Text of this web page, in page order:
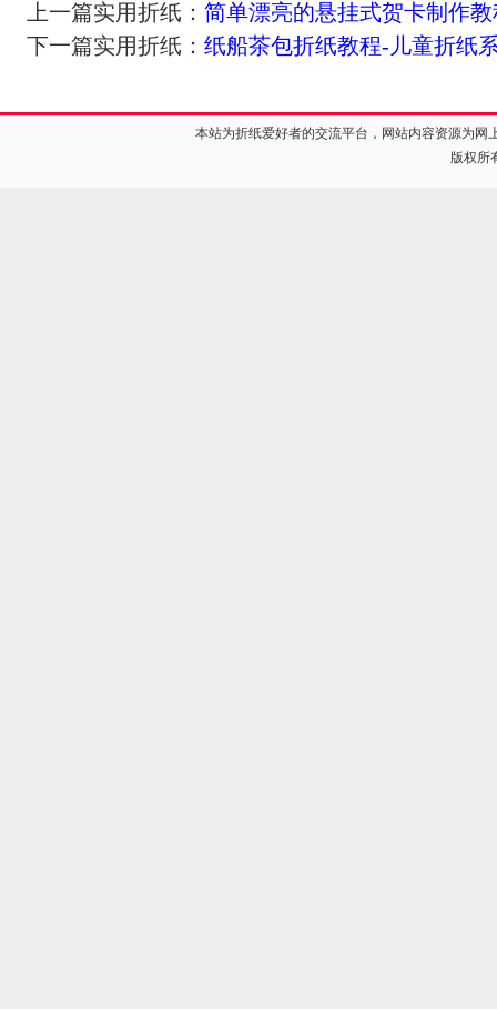
上一篇实用折纸： 简单漂亮的悬挂式贺卡制作
下一篇实用折纸： 纸船茶包折纸教程-儿童折纸
本站为折纸爱好者的交流平台，网站内容资源为
版权所